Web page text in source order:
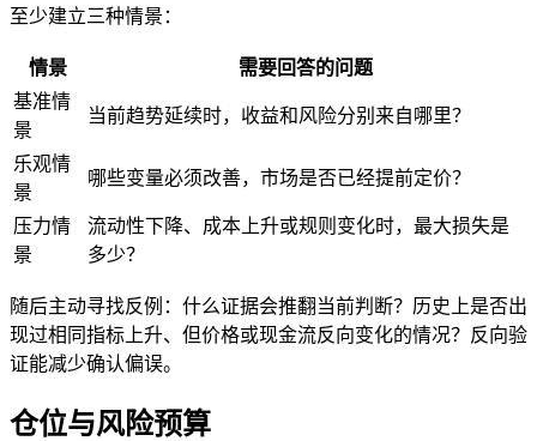
至少建立三种情景：
情景
需要回答的问题
基准情
景
当前趋势延续时，收益和风险分别来自哪里？
乐观情
景
哪些变量必须改善，市场是否已经提前定价？
压力情
景
流动性下降、成本上升或规则变化时，最大损失是
多少？
随后主动寻找反例：什么证据会推翻当前判断？历史上是否出
现过相同指标上升、但价格或现金流反向变化的情况？反向验
证能减少确认偏误。
仓位与风险预算